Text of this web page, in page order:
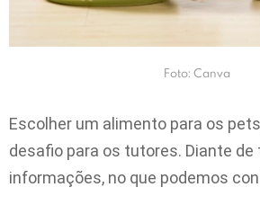
Foto: Canva
Escolher um alimento para os
desafio para os tutores. Diante de
informações, no que podemos